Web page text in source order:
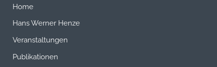
Home
Hans Werner Henze
Veranstaltungen
Publikationen